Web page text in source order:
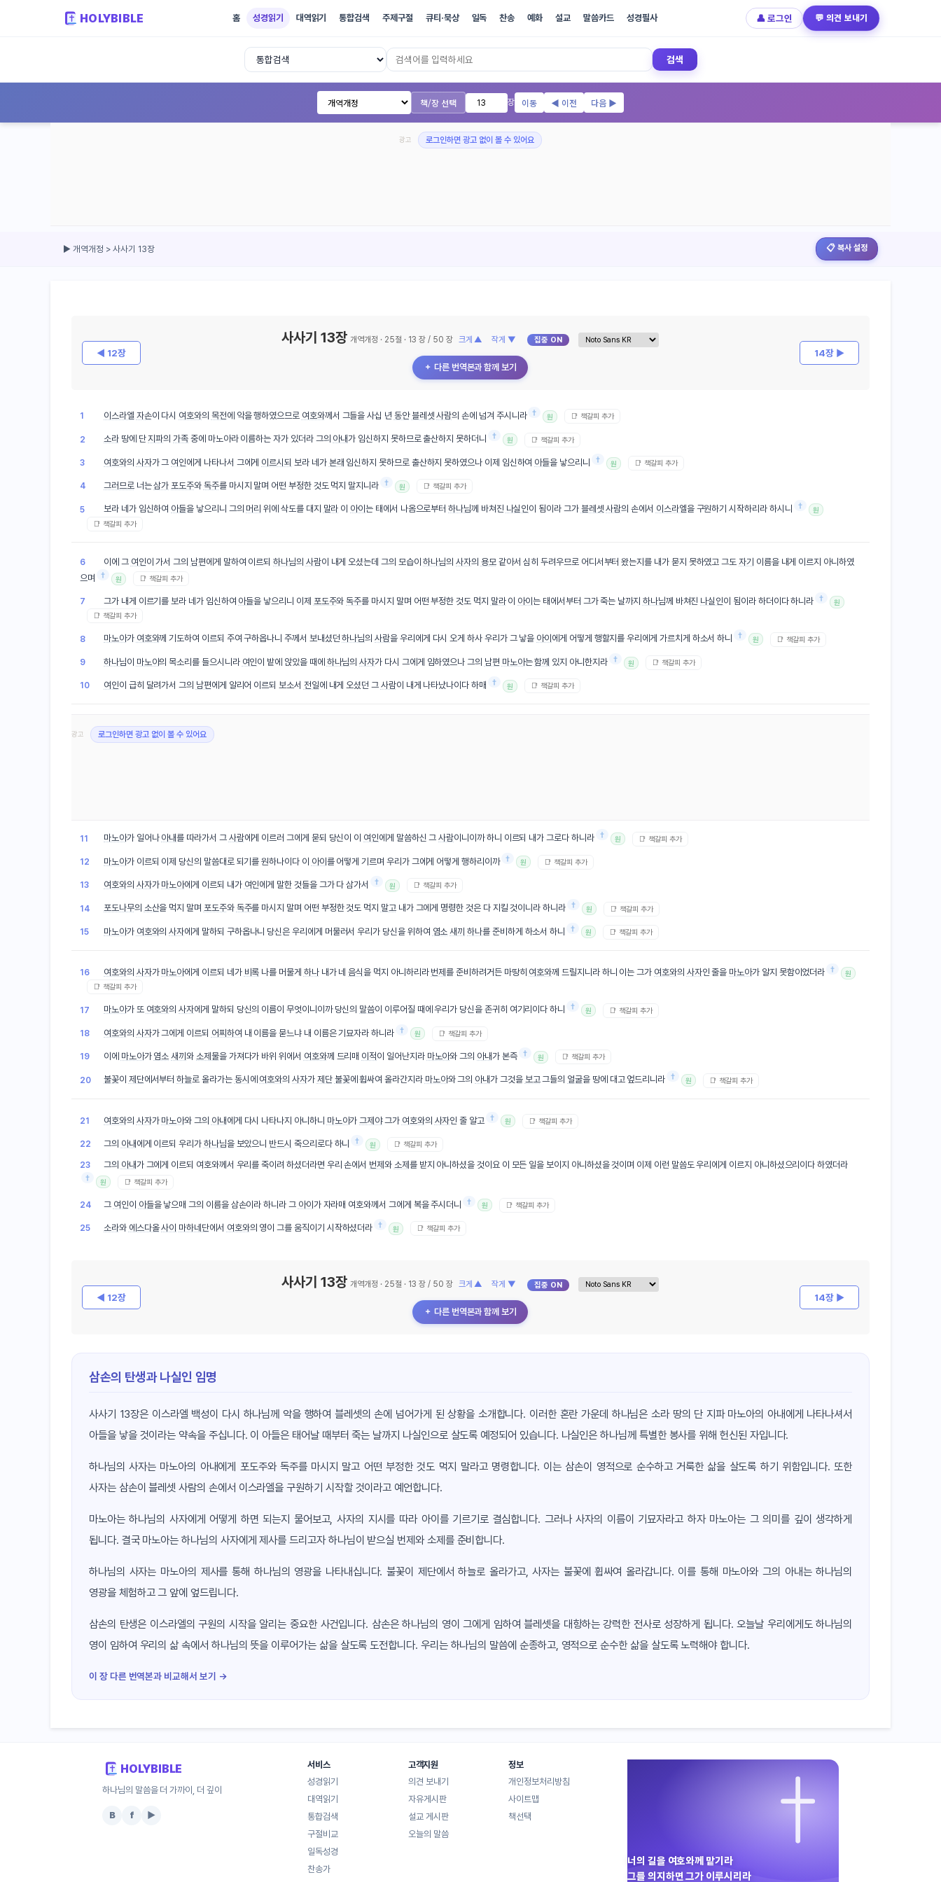
HOLYBIBLE 홈 성경읽기 대역읽기 통합검색 주제구절 큐티·묵상 일독 찬송 예화 설교 말씀카드 성경필사 👤 로그인 💬 의견 보내기
성경읽기 - 개역개정 개역한글 NIV KJV 17개 번역본 온라인 성경 검색
책/장 선택 장 이동 ◀ 이전 다음 ▶
광고 로그인하면 광고 없이 볼 수 있어요
▶ 개역개정 > 사사기 13장 📋 복사 설정
◀ 12장
사사기 13장개역개정 · 25절 · 13 장 / 50 장 크게 ▲ 작게 ▼ 집중 ON
＋ 다른 번역본과 함께 보기
14장 ▶
1 이스라엘 자손이 다시 여호와의 목전에 악을 행하였으므로 여호와께서 그들을 사십 년 동안 블레셋 사람의 손에 넘겨 주시니라 † 원 📑 책갈피 추가
2 소라땅에 단지파의가족 중에 마노아라 이름하는 자가 있더라 그의 아내가 임신하지 못하므로 출산하지 못하더니 † 원 📑 책갈피 추가
3 여호와의 사자가 그 여인에게 나타나서 그에게 이르시되 보라 네가 본래 임신하지 못하므로 출산하지 못하였으나 이제 임신하여 아들을 낳으리니 † 원 📑 책갈피 추가
4 그러므로너는삼가 포도주와 독주를 마시지 말며 어떤 부정한 것도 먹지 말지니라 † 원 📑 책갈피 추가
5 보라 네가 임신하여 아들을 낳으리니 그의 머리 위에 삭도를 대지 말라 이 아이는 태에서 나옴으로부터하나님께 바쳐진 나실인이 됨이라 그가 블레셋 사람의 손에서 이스라엘을 구원하기 시작하리라 하시니 † 원
📑 책갈피 추가
6 이에 그 여인이 가서 그의 남편에게 말하여 이르되하나님의 사람이 내게 오셨는데 그의 모습이하나님의사자의 용모 같아서 심히 두려우므로 어디서부터 왔는지를 내가 묻지 못하였고 그도자기 이름을 내게 이르지 아니하였
으며
† 원 📑 책갈피 추가
7 그가 내게 이르기를 보라 네가 임신하여 아들을 낳으리니 이제 포도주와독주를 마시지 말며 어떤 부정한 것도 먹지 말라이 아이는 태에서부터 그가 죽는 날까지 하나님께 바쳐진 나실인이 됨이라 하더이다 하니라 † 원
📑 책갈피 추가
8 마노아가 여호와께 기도하여 이르되 주여 구하옵나니 주께서 보내셨던하나님의사람을 우리에게 다시 오게 하사 우리가 그 낳을 아이 에게 어떻게 행할지를 우리에게 가르치게 하소서 하니 † 원 📑 책갈피 추가
9 하나님이 마노아의 목소리를 들으시니라 여인이 밭에 앉았을 때에 하나님의사자가 다시 그에게 임하였으나 그의 남편 마노아는함께 있지 아니한지라 † 원 📑 책갈피 추가
10 여인이 급히 달려가서 그의 남편에게 알리어 이르되 보소서 전일에 내게 오셨던 그 사람이 내게 나타났나이다 하매 † 원 📑 책갈피 추가
광고 로그인하면 광고 없이 볼 수 있어요
11 마노아가 일어나 아내를 따라가서 그 사람에게 이르러 그에게 묻되 당신이 이 여인에게 말씀하신 그사람이니이까 하니 이르되 내가 그로다 하니라 † 원 📑 책갈피 추가
12 마노아가 이르되 이제 당신의 말씀대로 되기를 원하나이다 이 아이 를 어떻게 기르며 우리가 그에게 어떻게 행하리이까 † 원 📑 책갈피 추가
13 여호와의 사자가 마노아에게 이르되 내가 여인에게 말한 것들을 그가 다 삼가서 † 원 📑 책갈피 추가
14 포도나무의 소산을 먹지 말며 포도주와 독주를 마시지 말며 어떤 부정한 것도 먹지 말고내가 그에게 명령한 것은 다 지킬 것이니라 하니라 † 원 📑 책갈피 추가
15 마노아가 여호와의사자에게 말하되 구하옵나니 당신은 우리에게 머물러서 우리가 당신을 위하여 염소 새끼 하나를 준비하게 하소서 하니 † 원 📑 책갈피 추가
16 여호와의 사자가 마노아에게 이르되 네가 비록 나를 머물게 하나내가 네음식을 먹지 아니하리라 번제를 준비하려거든 마땅히 여호와께 드릴지니라 하니 이는 그가 여호와의 사자인 줄을 마노아가 알지 못함이었더라 † 원
📑 책갈피 추가
17 마노아가 또 여호와의사자에게 말하되 당신의 이름이 무엇이니이까 당신의 말씀이 이루어질 때에 우리가 당신을 존귀히 여기리이다 하니 † 원 📑 책갈피 추가
18 여호와의 사자가 그에게 이르되 어찌하여 내 이름을 묻느냐 내 이름은 기묘자라 하니라 † 원 📑 책갈피 추가
19 이에 마노아가 염소 새끼와소제물을 가져다가 바위 위에서 여호와께 드리매 이적이 일어난지라 마노아와 그의 아내가 본즉 † 원 📑 책갈피 추가
20 불꽃이 제단에서부터하늘로 올라가는 동시 에 여호와의사자가 제단 불꽃에 휩싸여 올라간지라 마노아와 그의 아내가 그것을 보고그들의 얼굴을 땅에 대고 엎드리니라 † 원 📑 책갈피 추가
21 여호와의 사자가 마노아와 그의 아내 에게 다시 나타나지 아니하니 마노아가그제야그가 여호와의 사자인 줄 알고 † 원 📑 책갈피 추가
22 그의 아내 에게 이르되 우리가 하나님을 보았으니 반드시 죽으리로다 하니 † 원 📑 책갈피 추가
23 그의 아내가 그에게 이르되 여호와께서 우리를 죽이려 하셨더라면 우리 손에서 번제 와 소제 를 받지 아니하셨을 것이요 이 모든 일을 보이지 아니하셨을 것이며 이제 이런 말씀도 우리에게 이르지 아니하셨으리이다 하였더라
†
원 📑 책갈피 추가
24 그 여인이 아들을 낳으매 그의 이름을 삼손이라 하니라 그 아이 가 자라매 여호와께서 그에게 복을 주시더니 † 원 📑 책갈피 추가
25 소라와 에스다올사이 마하네단에서 여호와의 영이 그를 움직이기 시작하셨더라 † 원 📑 책갈피 추가
◀ 12장
사사기 13장개역개정 · 25절 · 13 장 / 50 장 크게 ▲ 작게 ▼ 집중 ON
＋ 다른 번역본과 함께 보기
14장 ▶
삼손의 탄생과 나실인 임명
사사기 13장은 이스라엘 백성이 다시 하나님께 악을 행하여 블레셋의 손에 넘어가게 된 상황을 소개합니다. 이러한 혼란 가운데 하나님은 소라 땅의 단 지파 마노아의 아내에게 나타나셔서
아들을 낳을 것이라는 약속을 주십니다. 이 아들은 태어날 때부터 죽는 날까지 나실인으로 살도록 예정되어 있습니다. 나실인은 하나님께 특별한 봉사를 위해 헌신된 자입니다.
하나님의 사자는 마노아의 아내에게 포도주와 독주를 마시지 말고 어떤 부정한 것도 먹지 말라고 명령합니다. 이는 삼손이 영적으로 순수하고 거룩한 삶을 살도록 하기 위함입니다. 또한
사자는 삼손이 블레셋 사람의 손에서 이스라엘을 구원하기 시작할 것이라고 예언합니다.
마노아는 하나님의 사자에게 어떻게 하면 되는지 물어보고, 사자의 지시를 따라 아이를 기르기로 결심합니다. 그러나 사자의 이름이 기묘자라고 하자 마노아는 그 의미를 깊이 생각하게
됩니다. 결국 마노아는 하나님의 사자에게 제사를 드리고자 하나님이 받으실 번제와 소제를 준비합니다.
하나님의 사자는 마노아의 제사를 통해 하나님의 영광을 나타내십니다. 불꽃이 제단에서 하늘로 올라가고, 사자는 불꽃에 휩싸여 올라갑니다. 이를 통해 마노아와 그의 아내는 하나님의
영광을 체험하고 그 앞에 엎드립니다.
삼손의 탄생은 이스라엘의 구원의 시작을 알리는 중요한 사건입니다. 삼손은 하나님의 영이 그에게 임하여 블레셋을 대항하는 강력한 전사로 성장하게 됩니다. 오늘날 우리에게도 하나님의
영이 임하여 우리의 삶 속에서 하나님의 뜻을 이루어가는 삶을 살도록 도전합니다. 우리는 하나님의 말씀에 순종하고, 영적으로 순수한 삶을 살도록 노력해야 합니다.
이 장 다른 번역본과 비교해서 보기 →
HOLYBIBLE
하나님의 말씀을 더 가까이, 더 깊이
B f ▶
서비스
성경읽기
대역읽기
통합검색
구절비교
일독성경
찬송가
고객지원
의견 보내기
자유게시판
설교 게시판
오늘의 말씀
정보
개인정보처리방침
사이트맵
책선택
너의 길을 여호와께 맡기라
그를 의지하면 그가 이루시리라